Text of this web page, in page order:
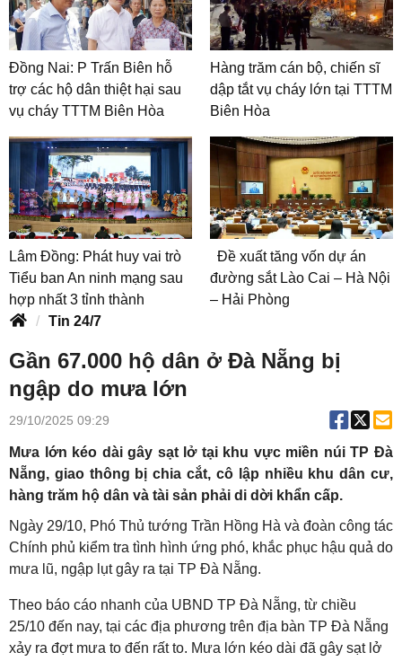
Đồng Nai: P Trấn Biên hỗ
trợ các hộ dân thiệt hại sau
vụ cháy TTTM Biên Hòa
Hàng trăm cán bộ, chiến sĩ
dập tắt vụ cháy lớn tại TTTM
Biên Hòa
Lâm Đồng: Phát huy vai trò
Tiểu ban An ninh mạng sau
hợp nhất 3 tỉnh thành
Đề xuất tăng vốn dự án
đường sắt Lào Cai – Hà Nội
– Hải Phòng
Tin 24/7
Gần 67.000 hộ dân ở Đà Nẵng bị
ngập do mưa lớn
29/10/2025 09:29
Mưa lớn kéo dài gây sạt lở tại khu vực miền núi TP Đà
Nẵng, giao thông bị chia cắt, cô lập nhiều khu dân cư,
hàng trăm hộ dân và tài sản phải di dời khẩn cấp.
Ngày 29/10, Phó Thủ tướng Trần Hồng Hà và đoàn công tác
Chính phủ kiểm tra tình hình ứng phó, khắc phục hậu quả do
mưa lũ, ngập lụt gây ra tại TP Đà Nẵng.
Theo báo cáo nhanh của UBND TP Đà Nẵng, từ chiều
25/10 đến nay, tại các địa phương trên địa bàn TP Đà Nẵng
xảy ra đợt mưa to đến rất to. Mưa lớn kéo dài đã gây sạt lở